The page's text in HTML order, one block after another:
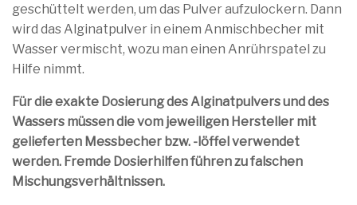
geschüttelt werden, um das Pulver aufzulockern. Dann
wird das Alginatpulver in einem Anmischbecher mit
Wasser vermischt, wozu man einen Anrührspatel zu
Hilfe nimmt.
Für die exakte Dosierung des Alginatpulvers und des
Wassers müssen die vom jeweiligen Hersteller mit
gelieferten Messbecher bzw. -löffel verwendet
werden. Fremde Dosierhilfen führen zu falschen
Mischungsverhältnissen.